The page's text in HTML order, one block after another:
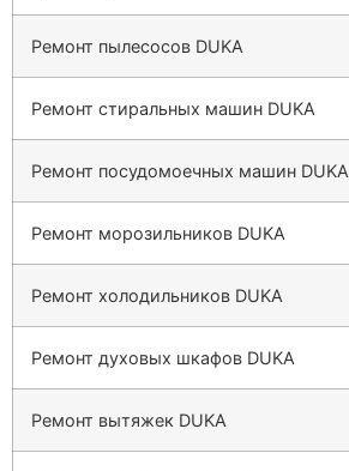
Ремонт пылесосов DUKA
Ремонт стиральных машин DUKA
Ремонт посудомоечных машин DUKA
Ремонт морозильников DUKA
Ремонт холодильников DUKA
Ремонт духовых шкафов DUKA
Ремонт вытяжек DUKA